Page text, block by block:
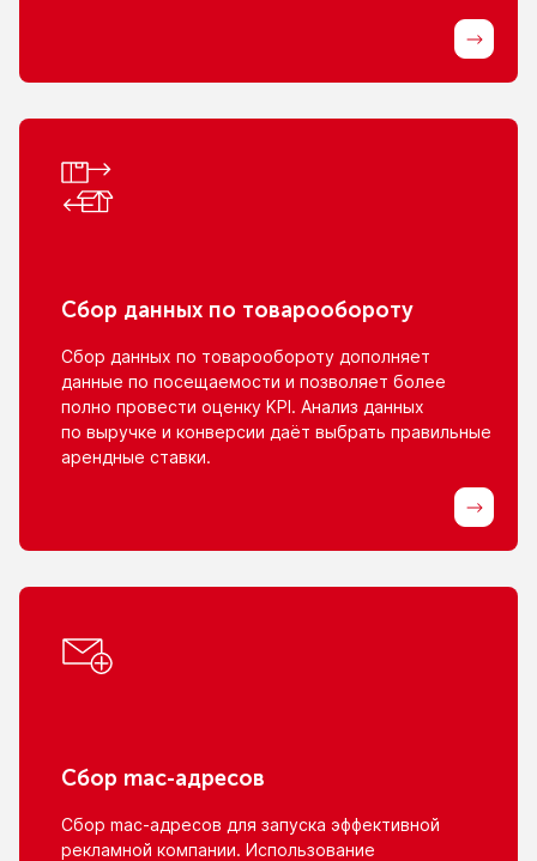
Сбор данных по товарообороту
Сбор данных по товарообороту дополняет
данные по посещаемости и позволяет более
полно провести оценку KPI. Анализ данных
по выручке и конверсии даёт выбрать правильные
арендные ставки.
Сбор mac-адресов
Сбор mac-адресов для запуска эффективной
рекламной компании. Использование